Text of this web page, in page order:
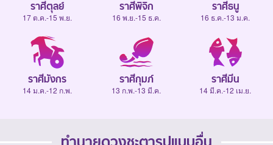
ราศีตุลย์
17 ต.ค.-15 พ.ย.
ราศีพิจิก
16 พ.ย.-15 ธ.ค.
ราศีธนู
16 ธ.ค.-13 ม.ค.
ราศีมังกร
14 ม.ค.-12 ก.พ.
ราศีกุมภ์
13 ก.พ.-13 มี.ค.
ราศีมีน
14 มี.ค.-12 เม.ย.